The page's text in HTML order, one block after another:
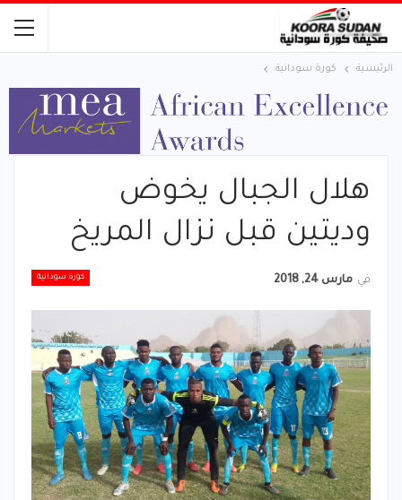
الرئيسية كورة سودانية
هلال الجبال يخوض
وديتين قبل نزال المريخ
كورة سودانية في مارس 24, 2018